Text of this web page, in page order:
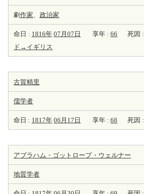
劇 作家、 政治家
命日 : 1816年 07月07日 享年 : 66 死因 :
ド→イギリス
古賀精里
儒学者
命日 : 1817年 06月17日 享年 : 68 死因 :
アブラハム・ゴットロープ・ウェルナー
地質学者